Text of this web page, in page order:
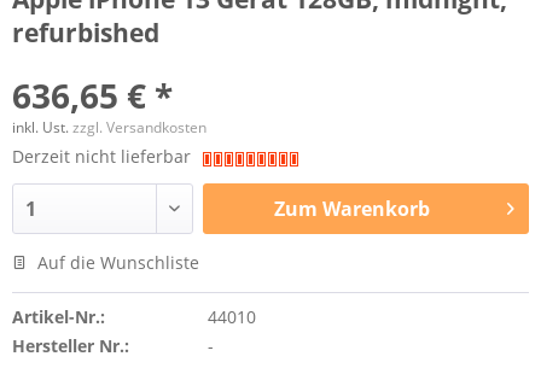
refurbished
636,65 € *
inkl. Ust.zzgl. Versandkosten
Derzeit nicht lieferbar
Zum Warenkorb
Auf die Wunschliste
Artikel-Nr.:
44010
Hersteller Nr.:
-